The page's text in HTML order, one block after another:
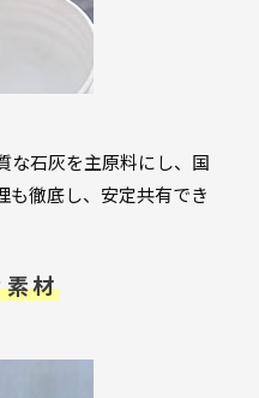
な石灰を主原料にし、国
も徹底し、安定共有でき
素材